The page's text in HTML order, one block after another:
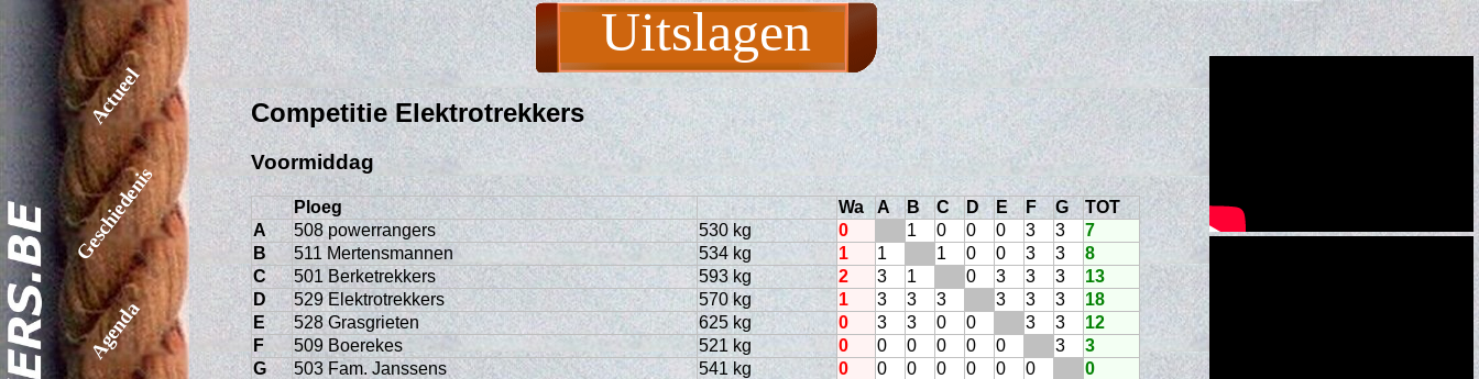
Actueel
Geschiedenis
Agenda
Uitslagen
Competitie Elektrotrekkers
Voormiddag
Ploeg Wa A B C D E F G
TOT
A
508 powerrangers 530 kg 0 1 0 0 0 3 3
7
B
511 Mertensmannen 534 kg 1 1 1 0 0 3 3
8
C
501 Berketrekkers 593 kg 2 3 1 0 3 3 3
13
D
529 Elektrotrekkers 570 kg 1 3 3 3 3 3 3
18
E
528 Grasgrieten 625 kg 0 3 3 0 0 3 3
12
F
509 Boerekes 521 kg 0 0 0 0 0 0 3
3
G
503 Fam. Janssens 541 kg 0 0 0 0 0 0 0 0